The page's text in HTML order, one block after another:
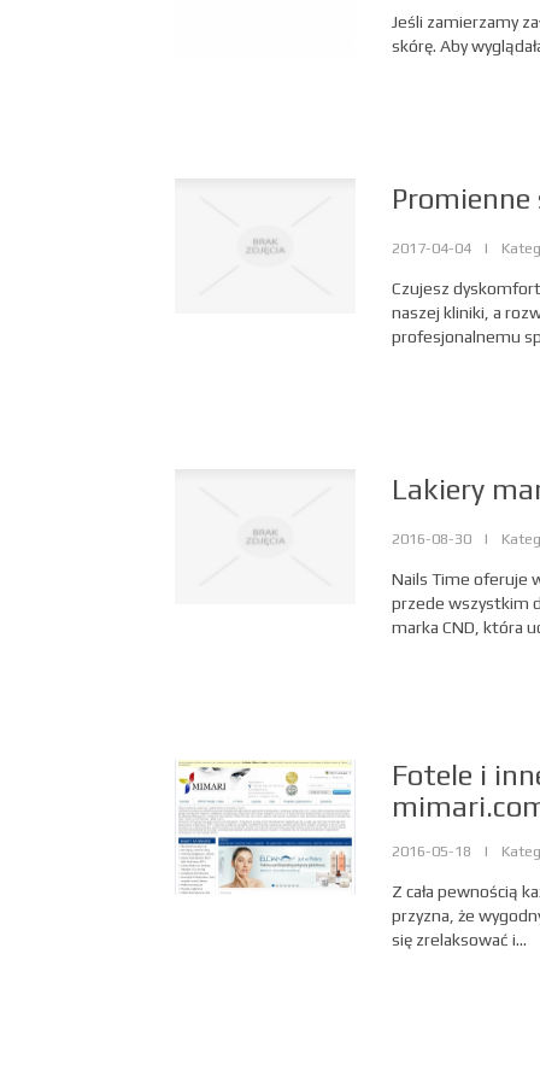
Jeśli zamierzamy
skórę. Aby
2017-04-04 |
Czujesz
naszej kliniki, a
profesjonalnemu
Lakiery
2016-08-30 |
Nails Time oferuje
przede wszystkim
marka CND, która
Fotele i
2016-05-18 |
Z cała pewnością
przyzna, że
się zrelaksować i...